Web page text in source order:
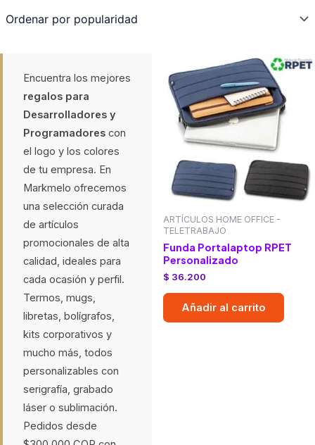
Encuentra los mejores
regalos para
Desarrolladores y
Programadores con
el logo y los colores
de tu empresa. En
Markmelo ofrecemos
una selección curada
de artículos
promocionales de alta
calidad, ideales para
cada ocasión y perfil.
Termos, mugs,
libretas, bolígrafos,
kits corporativos y
mucho más, todos
personalizables con
serigrafía, grabado
láser o sublimación.
Pedidos desde
ARTÍCULOS HOME OFFICE -
TELETRABAJO
Funda Portalaptop RPET
Personalizado
$ 36.200
Añadir al carrito